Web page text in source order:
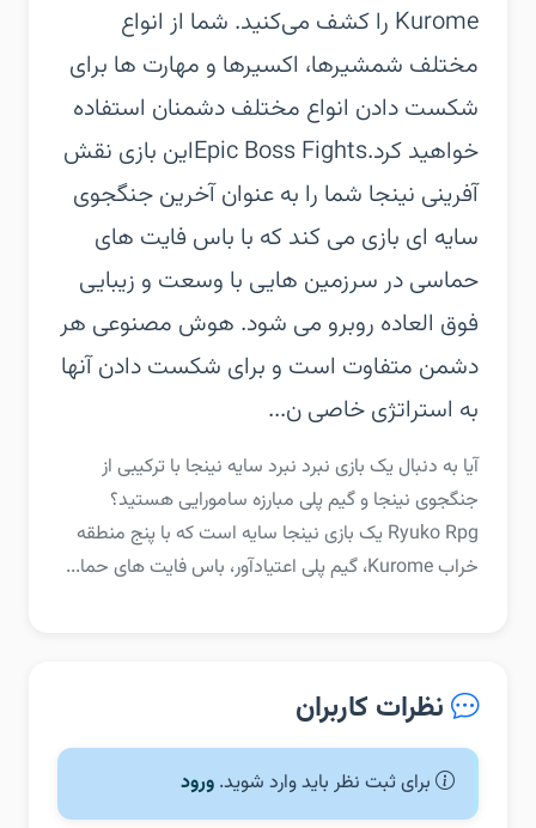
Kurome را کشف می‌کنید. شما از انواع
مختلف شمشیرها، اکسیرها و مهارت ها برای
شکست دادن انواع مختلف دشمنان استفاده
خواهید کرد.‏Epic Boss Fights‏این بازی نقش
آفرینی نینجا شما را به عنوان آخرین جنگجوی
سایه ای بازی می کند که با باس فایت های
حماسی در سرزمین هایی با وسعت و زیبایی
فوق العاده روبرو می شود. هوش مصنوعی هر
دشمن متفاوت است و برای شکست دادن آنها
به استراتژی خاصی ن...
‏‏آیا به دنبال یک بازی نبرد نبرد سایه نینجا با ترکیبی از
جنگجوی نینجا و گیم پلی مبارزه سامورایی هستید؟
Ryuko Rpg یک بازی نینجا سایه است که با پنج منطقه
خراب Kurome، گیم پلی اعتیادآور، باس فایت های حما...
نظرات کاربران
برای ثبت نظر باید وارد شوید. ورود